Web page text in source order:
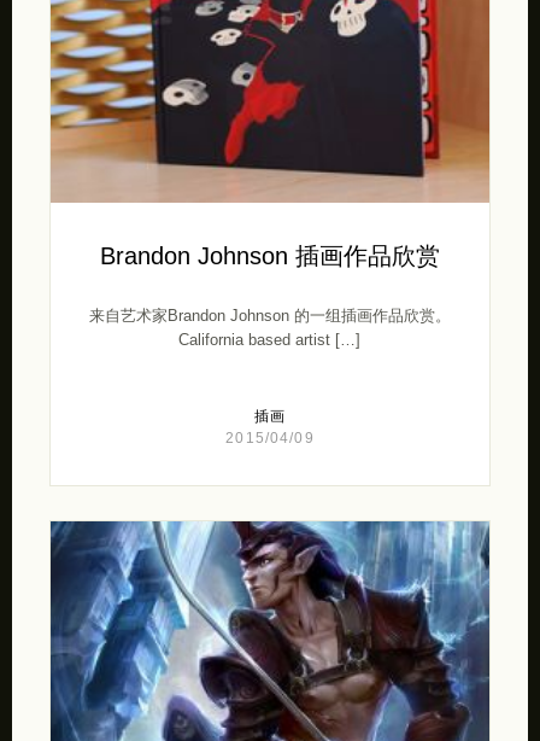
Brandon Johnson 插画作品欣赏
来自艺术家Brandon Johnson 的一组插画作品欣赏。
California based artist […]
插画
2015/04/09